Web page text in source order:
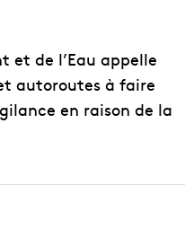
et de l’Eau appelle
autoroutes à faire
en raison de la